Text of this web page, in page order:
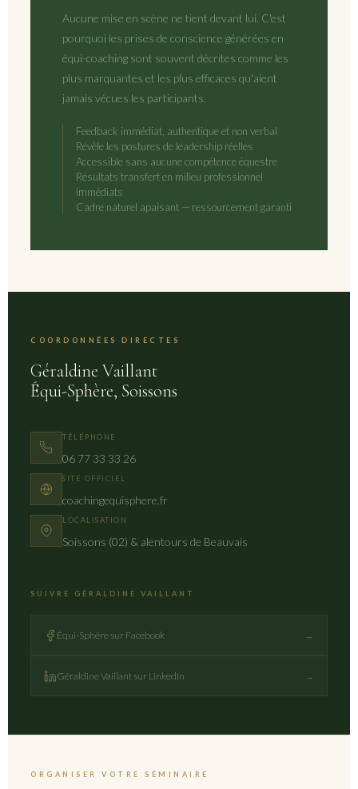
Aucune mise en scène ne tient devant lui. C'est
pourquoi les prises de conscience générées en
équi-coaching sont souvent décrites comme les
plus marquantes et les plus efficaces qu'aient
jamais vécues les participants.
Feedback immédiat, authentique et non verbal
Révèle les postures de leadership réelles
Accessible sans aucune compétence équestre
Résultats transfert en milieu professionnel
immédiats
Cadre naturel apaisant — ressourcement garanti
COORDONNÉES DIRECTES
Géraldine Vaillant
Équi-Sphère, Soissons
TÉLÉPHONE
06 77 33 33 26
SITE OFFICIEL
coachingequisphere.fr
LOCALISATION
Soissons (02) & alentours de Beauvais
SUIVRE GÉRALDINE VAILLANT
Équi-Sphère sur Facebook →
Géraldine Vaillant sur LinkedIn →
ORGANISER VOTRE SÉMINAIRE